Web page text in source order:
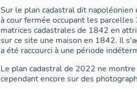
Sur le plan cadastral dit
à cour fermée occupant les
matrices cadastrales de 1842 en
sur ce site une maison en 1842. Il
a été raccourci à une période
Le plan cadastral de 2022 ne
cependant encore sur des